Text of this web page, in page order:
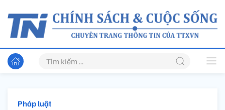
Pháp luật